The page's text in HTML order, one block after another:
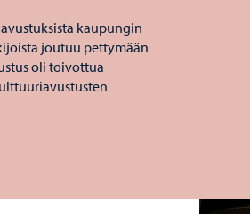
kaupungin
joutuu pettymään
oli toivottua